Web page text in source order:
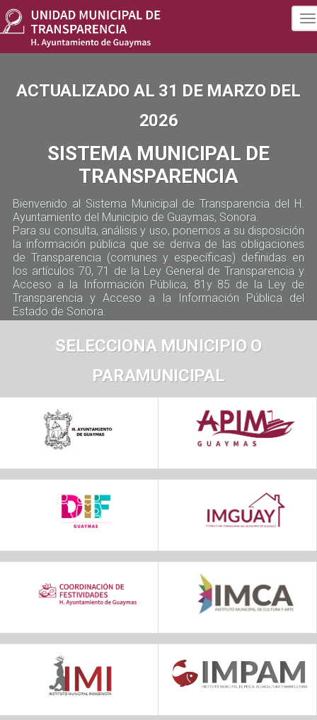
ACTUALIZADO AL 31 DE MARZO DEL
2026
SISTEMA MUNICIPAL DE
TRANSPARENCIA
Bienvenido al Sistema Municipal de Transparencia del H.
Ayuntamiento del Municipio de Guaymas, Sonora.
Para su consulta, análisis y uso, ponemos a su disposición
la información pública que se deriva de las obligaciones
de Transparencia (comunes y específicas) definidas en
los artículos 70, 71 de la Ley General de Transparencia y
Acceso a la Información Pública; 81y 85 de la Ley de
Transparencia y Acceso a la Información Pública del
Estado de Sonora.
SELECCIONA MUNICIPIO O
PARAMUNICIPAL